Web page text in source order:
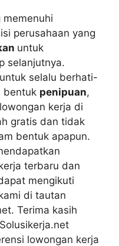
memenuhi
perusahaan yang
untuk
selanjutnya.
selalu berhati-
bentuk penipuan,
kerja di
gratis dan tidak
bentuk apapun.
terbaru dan
mengikuti
di tautan
Terima kasih
lowongan kerja